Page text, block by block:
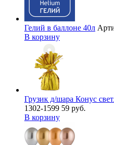
Гелий в баллоне 40л
В корзину
Грузик д/шара Конус
1302-1599 59 руб.
В корзину